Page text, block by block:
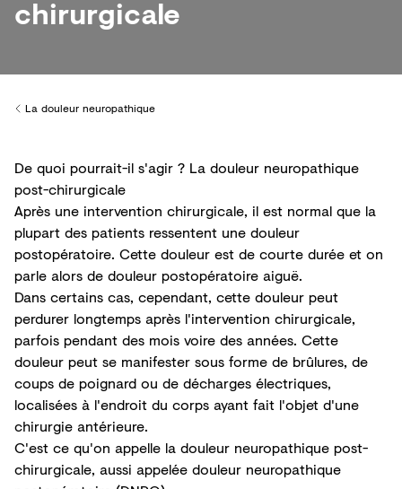
chirurgicale
Back to
La douleur neuropathique
De quoi pourrait-il s'agir ? La douleur neuropathique
post-chirurgicale
Après une intervention chirurgicale, il est normal que la
plupart des patients ressentent une douleur
postopératoire. Cette douleur est de courte durée et on
parle alors de douleur postopératoire aiguë.
Dans certains cas, cependant, cette douleur peut
perdurer longtemps après l'intervention chirurgicale,
parfois pendant des mois voire des années. Cette
douleur peut se manifester sous forme de brûlures, de
coups de poignard ou de décharges électriques,
localisées à l'endroit du corps ayant fait l'objet d'une
chirurgie antérieure.
C'est ce qu'on appelle la douleur neuropathique post-
chirurgicale, aussi appelée douleur neuropathique